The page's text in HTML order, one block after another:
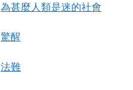
為甚麼人類是迷的社會
驚醒
法難